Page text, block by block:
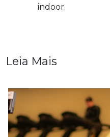
indoor.
Leia Mais